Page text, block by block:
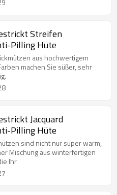
Streifen
Pilling Hüte
aus hochwertigem
machen Sie süßer, sehr
Jacquard
Pilling Hüte
sind nicht nur super warm,
Mischung aus winterfertigen
Ihr